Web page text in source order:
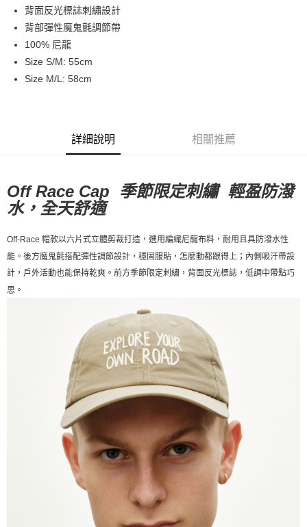
付款後全家取貨
每筆NT$80，滿NT$10,000(含以上)免運費
7-11店到店
每筆NT$80，滿NT$10,000(含以上)免運費
背面反光標誌刺繡設計
背部彈性魔鬼氈調節帶
100% 尼龍
Size S/M: 55cm
Size M/L: 58cm
詳細說明 相關推薦
Off Race Cap 季節限定刺繡 輕盈防潑
水，全天舒適
Off-Race 帽款以六片式立體剪裁打造，選用編織尼龍布料，耐用且具防潑水性
能。後方魔鬼氈搭配彈性調節設計，穩固服貼，怎麼動都跟得上；內側吸汗帶設
計，戶外活動也能保持乾爽。前方季節限定刺繡，背面反光標誌，低調中帶點巧
思。